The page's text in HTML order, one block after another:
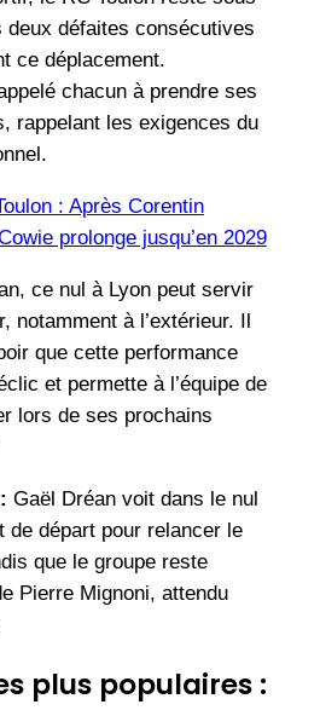
deux défaites consécutives
ce déplacement.
chacun à prendre ses
rappelant les exigences du
: Après Corentin
prolonge jusqu’en 2029
ce nul à Lyon peut servir
notamment à l’extérieur. Il
que cette performance
et permette à l’équipe de
lors de ses prochains
Gaël Dréan voit dans le nul
de départ pour relancer le
que le groupe reste
Pierre Mignoni, attendu
plus populaires :